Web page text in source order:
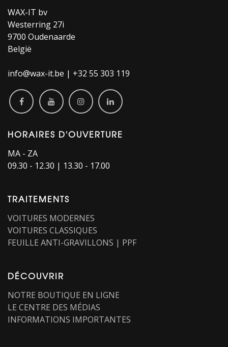
WAX-IT bv
Westerring 27i
9700 Oudenaarde
België
info@wax-it.be | +32 55 303 119
HORAIRES D'OUVERTURE​
MA - ZA
09.30 - 12.30 | 13.30 - 17.00
TRAITEMENTS
VOITURES MODERNES
VOITURES CLASSIQUES
FEUILLE ANTI-GRAVILLONS | PPF
DÉCOUVRIR
NOTRE BOUTIQUE EN LIGNE
LE CENTRE DES MÉDIAS
INFORMATIONS IMPORTANTES